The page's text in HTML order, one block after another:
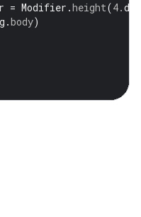
= Modifier .height(4.dp
.body)